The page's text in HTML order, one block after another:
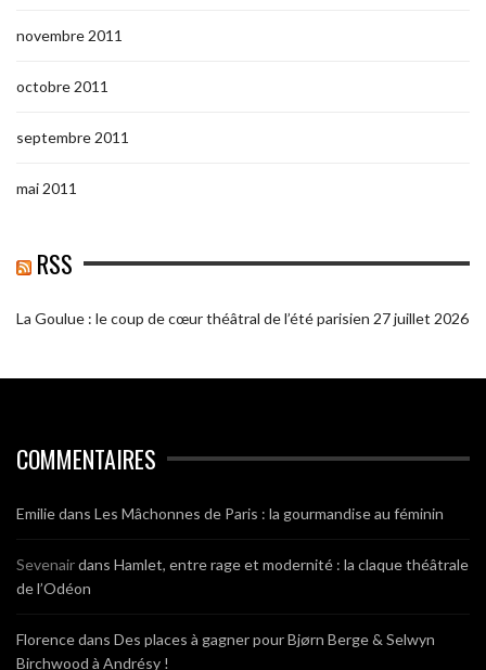
novembre 2011
octobre 2011
septembre 2011
mai 2011
RSS
La Goulue : le coup de cœur théâtral de l’été parisien 27 juillet 2026
COMMENTAIRES
Emiliedans Les Mâchonnes de Paris : la gourmandise au féminin
Sevenairdans Hamlet, entre rage et modernité : la claque théâtrale
de l’Odéon
Florencedans Des places à gagner pour Bjørn Berge & Selwyn
Birchwood à Andrésy !